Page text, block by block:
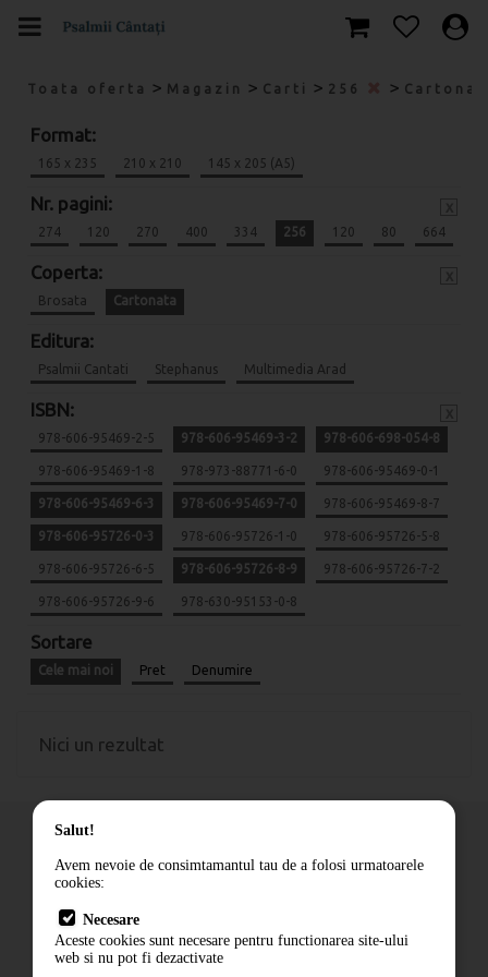
Toata oferta > Magazin > Carti > 256 >
Format:
165 x 235 210 x 210 145 x 205 (A5)
Nr. pagini:
274 120 270 400 334 256 120 80 664
Coperta:
Brosata Cartonata
Editura:
Psalmii Cantati Stephanus Multimedia Arad
ISBN:
978-606-95469-2-5 978-606-95469-3-2 978-606-698-054-8
978-606-95469-1-8 978-973-88771-6-0 978-606-95469-0-1
978-606-95469-6-3 978-606-95469-7-0 978-606-95469-8-7
978-606-95726-0-3 978-606-95726-1-0 978-606-95726-5-8
978-606-95726-6-5 978-606-95726-8-9 978-606-95726-7-2
978-606-95726-9-6 978-630-95153-0-8
Sortare
Cele mai noi Pret Denumire
Nici un rezultat
Cum comand
Livrare
Contact
Salut!
Avem nevoie de consimtamantul tau de a folosi urmatoarele
cookies:
Necesare
Aceste cookies sunt necesare pentru functionarea site-ului
web si nu pot fi dezactivate